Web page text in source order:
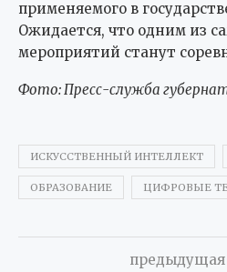
применяемого в
Ожидается, что одним из
мероприятий станут
Фото: Пресс-служба
ИСКУССТВЕННЫЙ ИНТЕЛЛЕКТ
ОБРАЗОВАНИЕ ЦИФРОВЫЕ
предыдущая